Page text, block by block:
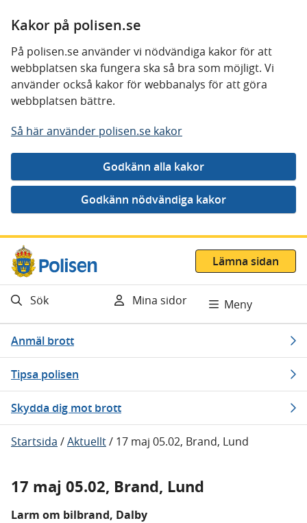
Kakor på polisen.se
På polisen.se använder vi nödvändiga kakor för att
webbplatsen ska fungera ska så bra som möjligt. Vi
använder också kakor för webbanalys för att göra
webbplatsen bättre.
Så här använder polisen.se kakor
Gå direkt till innehåll
Lämna sidan
Sök Mina sidor Meny
Anmäl brott
Tipsa polisen
Skydda dig mot brott
Startsida /Aktuellt/ 17 maj 05.02, Brand, Lund
17 maj 05.02, Brand, Lund
Larm om bilbrand, Dalby